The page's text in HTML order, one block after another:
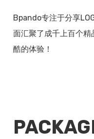
Bpando专注于分享
面汇聚了成千上百个精
酷的体验！